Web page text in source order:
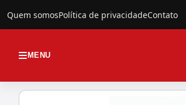
Quem somosPolítica de privacidadeContato
MENU